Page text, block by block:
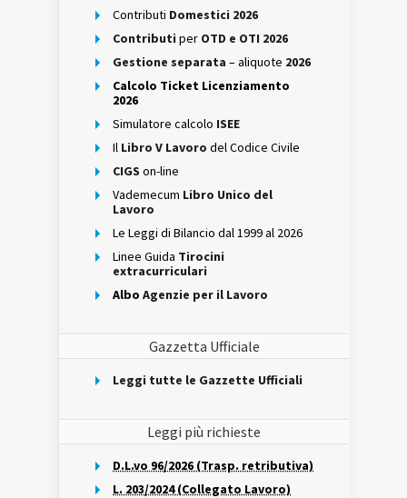
Contributi Domestici 2026
Contributi per OTD e OTI 2026
Gestione separata – aliquote 2026
Calcolo Ticket Licenziamento
2026
Simulatore calcolo ISEE
Il Libro V Lavoro del Codice Civile
CIGS on-line
Vademecum Libro Unico del
Lavoro
Le Leggi di Bilancio dal 1999 al 2026
Linee Guida Tirocini
extracurriculari
Albo Agenzie per il Lavoro
Gazzetta Ufficiale
Leggi tutte le Gazzette Ufficiali
Leggi più richieste
D.L.vo 96/2026 (Trasp. retributiva)
L. 203/2024 (Collegato Lavoro)